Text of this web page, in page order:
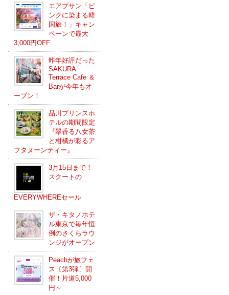
エアプサン「ピ
ンクに染まる韓
国旅！」キャン
ペーンで最大
3,000円OFF
昨年好評だった
SAKURA
Terrace Cafe ＆
Barが今年もオ
ープン！
品川プリンスホ
テルの期間限定
『翠香る八女茶
と柑橘が彩るア
フタヌーンティー』
3月15日まで！
スクートの
EVERYWHEREセール
ザ・キタノホテ
ル東京で毎年恒
例のさくらラウ
ンジがオープン
Peachが旅フェ
ス〔第3弾〕開
催！片道5,000
円～